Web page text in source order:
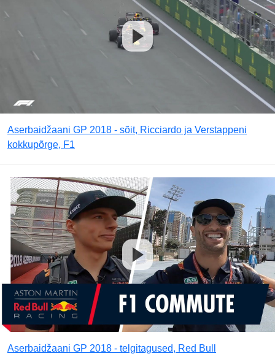
Aserbaidžaani GP 2018 - sõit, Ricciardo ja Verstappeni
kokkupõrge, F1
Aserbaidžaani GP 2018 - telgitagused, Red Bull